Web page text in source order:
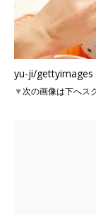
yu-ji/gettyimages
▼次の画像は下へス